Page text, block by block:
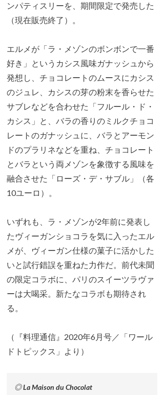
ンパティスリーを、期間限定で発売した
（現在販売終了）。
エルメが「ラ・メゾンのボンボンで一番
好き」というカシス風味ガナッシュから
発想し、チョコレートのムースにカシス
のジュレ、カシスの芽の粉末を香らせた
サブレなどを合わせた「フルール・ド・
カシス」と、バラの香りのミルクチョコ
レートのガナッシュに、バラとアーモン
ドのプラリネなどを重ね、チョコレート
とバラという両メゾンを象徴する風味を
融合させた「ローズ・デ・サブル」（各
10ユーロ）。
いずれも、ラ・メゾンが2年前に発表し
たヴィーガンショコラを気に入ったエル
メが、ヴィーガン仕様の菓子に活かした
いと試行錯誤を重ねた力作だ。前代未聞
の限定コラボに、パリのスイーツラヴァ
ーは大喝采。新たなコラボも期待され
る。
（『料理通信』2020年6月号／「ワール
ドトピックス」より）
◎ La Maison du Chocolat